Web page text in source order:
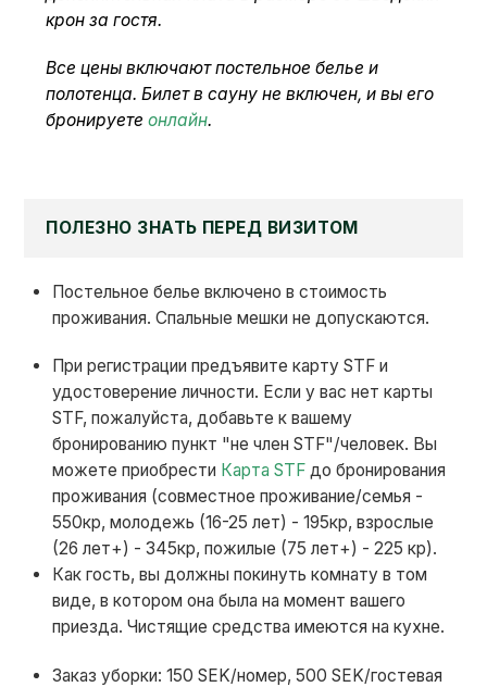
крон за гостя.
Все цены включают постельное белье и
полотенца. Билет в сауну не включен, и вы его
бронируетеонлайн.
ПОЛЕЗНО ЗНАТЬ ПЕРЕД ВИЗИТОМ
Постельное белье включено в стоимость
проживания. Спальные мешки не допускаются.
При регистрации предъявите карту STF и
удостоверение личности. Если у вас нет карты
STF, пожалуйста, добавьте к вашему
бронированию пункт "не член STF"/человек. Вы
можете приобрести Карта STF до бронирования
проживания (совместное проживание/семья -
550кр, молодежь (16-25 лет) - 195кр, взрослые
(26 лет+) - 345кр, пожилые (75 лет+) - 225 кр).
Как гость, вы должны покинуть комнату в том
виде, в котором она была на момент вашего
приезда. Чистящие средства имеются на кухне.
Заказ уборки: 150 SEK/номер, 500 SEK/гостевая